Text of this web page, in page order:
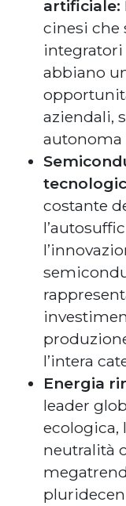
artificiale:
cinesi che
abbiano
aziendali,
autonoma
costante
l’intera
Energia
leader
ecologica,
neutralità